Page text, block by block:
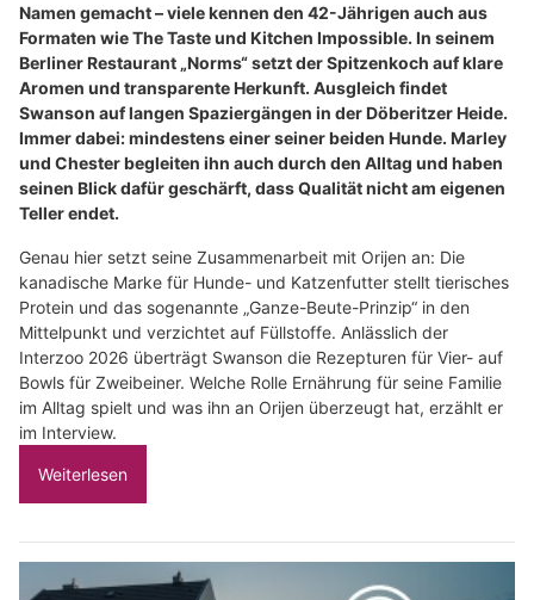
Namen gemacht – viele kennen den 42-Jährigen auch aus
Formaten wie The Taste und Kitchen Impossible. In seinem
Berliner Restaurant „Norms“ setzt der Spitzenkoch auf klare
Aromen und transparente Herkunft. Ausgleich findet
Swanson auf langen Spaziergängen in der Döberitzer Heide.
Immer dabei: mindestens einer seiner beiden Hunde. Marley
und Chester begleiten ihn auch durch den Alltag und haben
seinen Blick dafür geschärft, dass Qualität nicht am eigenen
Teller endet.
Genau hier setzt seine Zusammenarbeit mit Orijen an: Die
kanadische Marke für Hunde- und Katzenfutter stellt tierisches
Protein und das sogenannte „Ganze-Beute-Prinzip“ in den
Mittelpunkt und verzichtet auf Füllstoffe. Anlässlich der
Interzoo 2026 überträgt Swanson die Rezepturen für Vier- auf
Bowls für Zweibeiner. Welche Rolle Ernährung für seine Familie
im Alltag spielt und was ihn an Orijen überzeugt hat, erzählt er
im Interview.
Weiterlesen